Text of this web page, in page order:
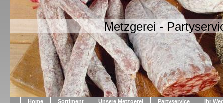
Metzgerei -
Home Sortiment Unsere Metzgerei Partyservice Ihr